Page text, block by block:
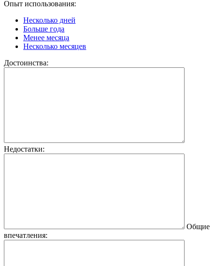
Опыт использования:
Несколько дней
Больше года
Менее месяца
Несколько месяцев
Достоинства:
Недостатки:
Общие
впечатления: